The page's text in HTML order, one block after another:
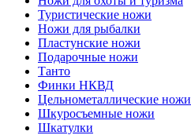
Туристические ножи
Ножи для рыбалки
Пластунские ножи
Подарочные ножи
Танто
Финки НКВД
Цельнометаллические ножи
Шкуросъемные ножи
Шкатулки